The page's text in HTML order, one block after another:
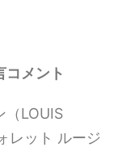
コメント
（LOUIS
レット ルージ